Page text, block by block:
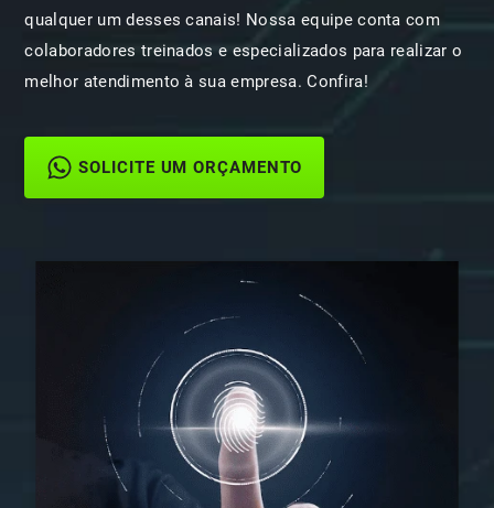
qualquer um desses canais! Nossa equipe conta com
colaboradores treinados e especializados para realizar o
melhor atendimento à sua empresa. Confira!
SOLICITE UM ORÇAMENTO